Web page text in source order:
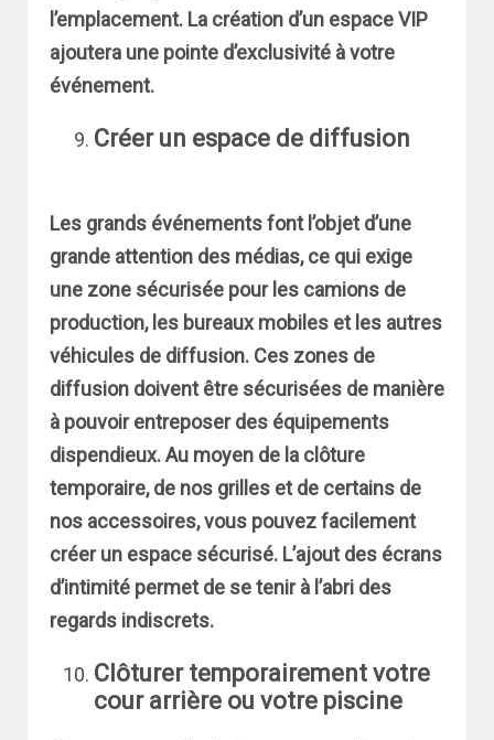
l’emplacement. La création d’un espace VIP
ajoutera une pointe d’exclusivité à votre
événement.
Créer un espace de diffusion
Les grands événements font l’objet d’une
grande attention des médias, ce qui exige
une zone sécurisée pour les camions de
production, les bureaux mobiles et les autres
véhicules de diffusion. Ces zones de
diffusion doivent être sécurisées de manière
à pouvoir entreposer des équipements
dispendieux. Au moyen de la clôture
temporaire, de nos grilles et de certains de
nos accessoires, vous pouvez facilement
créer un espace sécurisé. L’ajout des écrans
d’intimité permet de se tenir à l’abri des
regards indiscrets.
Clôturer temporairement votre
cour arrièreou votre piscine